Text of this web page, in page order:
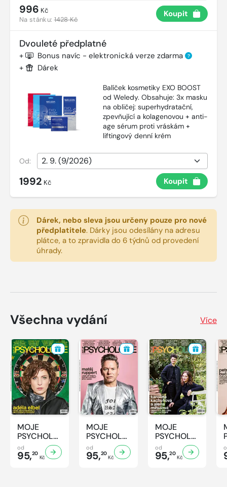
996 Kč
Na stánku:1428 Kč
Koupit
Dvouleté předplatné
+ Bonus navíc - elektronická verze zdarma ?
+ Dárek
Balíček kosmetiky EXO BOOST
od Weledy. Obsahuje: 3x masku
na obličej: superhydratační,
zpevňující a kolagenovou + anti-
age sérum proti vráskám +
liftingový denní krém
Od:
1992 Kč Koupit
Dárek, nebo sleva jsou určeny pouze pro nové
předplatitele. Dárky jsou odesílány na adresu
plátce, a to zpravidla do 6 týdnů od provedení
úhrady.
Všechna vydání Více
MOJE
PSYCHOLOGIE
- 8/2026
od
95,20
Kč
MOJE
PSYCHOLOGIE
- 7/2026
od
95,20
Kč
MOJE
PSYCHOLOGIE
- 6/2026
od
95,20
Kč